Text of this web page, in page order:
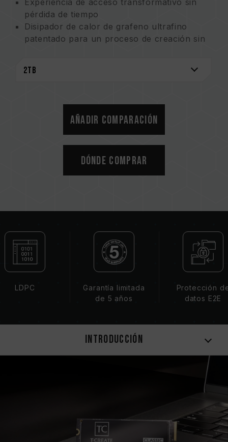
Experiencia de acceso transformativo sin
pérdida de tiempo
Disipador de calor de grafeno ultrafino
patentado para un proceso de creación sin
almacenamiento seguro
5 años de garantía para mayor tranquilidad
Patente de invención de EE. UU. (número de
certificado: US11051392B2)
certificado: I703921)
Patente de modelo de utilidad en China
Añadir comparación
Dónde comprar
LDPC
Garantía limitada
de 5 años
Protección
datos E2E
Introducción